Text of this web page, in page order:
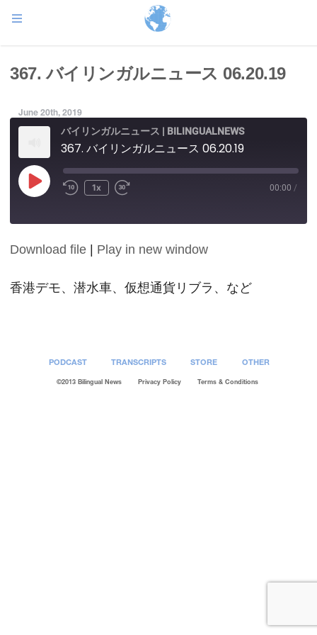
367. バイリンガルニュース 06.20.19
June 20th, 2019
バイリンガルニュース | BILINGUALNEWS
367. バイリンガルニュース 06.20.19
Play
Episode
1x 00:00 /
SHARE
LINK
Download file Play in new window
香港デモ、潜水車、仮想通貨リブラ、など
PODCAST TRANSCRIPTS STORE OTHER
©2013 Bilingual News Privacy Policy Terms & Conditions